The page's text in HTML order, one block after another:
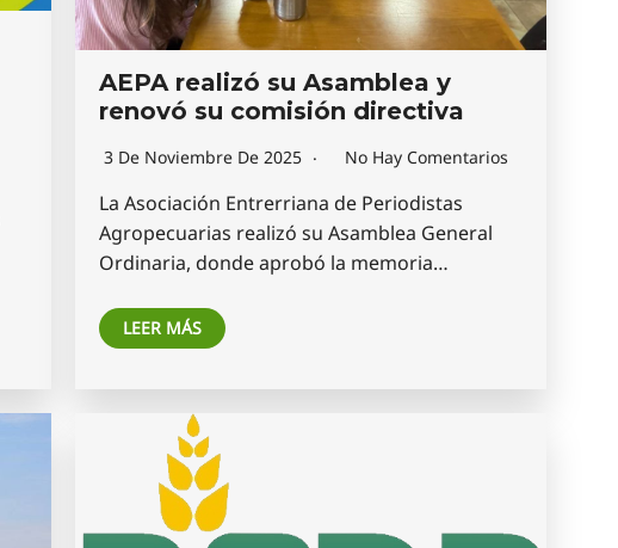
AEPA realizó su Asamblea y
renovó su comisión directiva
3 De Noviembre De 2025 No Hay Comentarios
La Asociación Entrerriana de Periodistas
Agropecuarias realizó su Asamblea General
Ordinaria, donde aprobó la memoria…
LEER MÁS